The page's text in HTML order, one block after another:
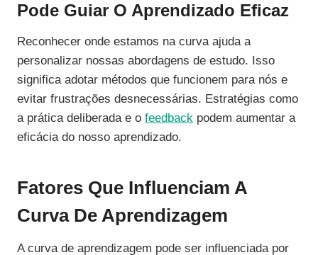
Pode Guiar O Aprendizado Eficaz
Reconhecer onde estamos na curva ajuda a
personalizar nossas abordagens de estudo. Isso
significa adotar métodos que funcionem para nós e
evitar frustrações desnecessárias. Estratégias como
a prática deliberada e o feedback podem aumentar a
eficácia do nosso aprendizado.
Fatores Que Influenciam A
Curva De Aprendizagem
A curva de aprendizagem pode ser influenciada por